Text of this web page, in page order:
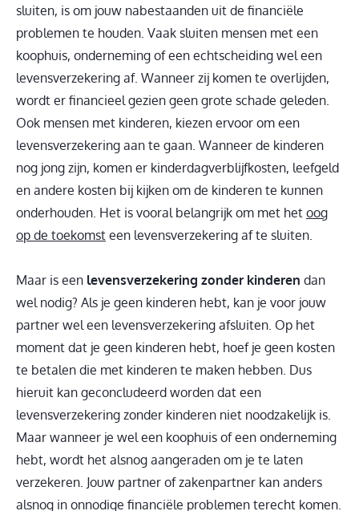
sluiten, is om jouw nabestaanden uit de financiële
problemen te houden. Vaak sluiten mensen met een
koophuis, onderneming of een echtscheiding wel een
levensverzekering af. Wanneer zij komen te overlijden,
wordt er financieel gezien geen grote schade geleden.
Ook mensen met kinderen, kiezen ervoor om een
levensverzekering aan te gaan. Wanneer de kinderen
nog jong zijn, komen er kinderdagverblijfkosten, leefgeld
en andere kosten bij kijken om de kinderen te kunnen
onderhouden. Het is vooral belangrijk om met het oog
op de toekomst een levensverzekering af te sluiten.
Maar is een levensverzekering zonder kinderen dan
wel nodig? Als je geen kinderen hebt, kan je voor jouw
partner wel een levensverzekering afsluiten. Op het
moment dat je geen kinderen hebt, hoef je geen kosten
te betalen die met kinderen te maken hebben. Dus
hieruit kan geconcludeerd worden dat een
levensverzekering zonder kinderen niet noodzakelijk is.
Maar wanneer je wel een koophuis of een onderneming
hebt, wordt het alsnog aangeraden om je te laten
verzekeren. Jouw partner of zakenpartner kan anders
alsnog in onnodige financiële problemen terecht komen.